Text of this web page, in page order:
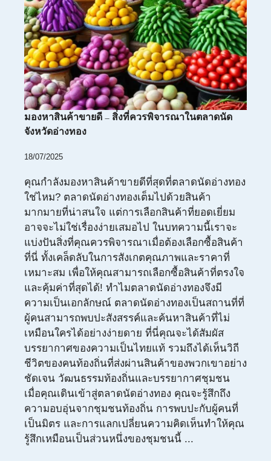
มองหาสินค้าขายดี – สิ่งที่ควรพิจารณาในตลาดนัด
จังหวัดอ่างทอง
18/07/2025
คุณกำลังมองหาสินค้าขายดีที่สุดที่ตลาดนัดอ่างทอง
ใช่ไหม? ตลาดนัดอ่างทองเต็มไปด้วยสินค้า
มากมายที่น่าสนใจ แต่การเลือกสินค้าที่ยอดเยี่ยม
อาจจะไม่ใช่เรื่องง่ายเสมอไป ในบทความนี้เราจะ
แบ่งปันสิ่งที่คุณควรพิจารณาเมื่อต้องเลือกซื้อสินค้า
ที่นี่ ทั้งเคล็ดลับในการสังเกตคุณภาพและราคาที่
เหมาะสม เพื่อให้คุณสามารถเลือกซื้อสินค้าที่ตรงใจ
และคุ้มค่าที่สุดได้! ทำไมตลาดนัดอ่างทองจึงมี
ความเป็นเอกลักษณ์ ตลาดนัดอ่างทองเป็นสถานที่ที่
ผู้คนสามารถพบปะสังสรรค์และค้นหาสินค้าที่ไม่
เหมือนใครได้อย่างง่ายดาย ที่นี่คุณจะได้สัมผัส
บรรยากาศของความเป็นไทยแท้ รวมถึงได้เห็นวิถี
ชีวิตของคนท้องถิ่นที่ส่งผ่านสินค้าของพวกเขาอย่าง
ชัดเจน วัฒนธรรมท้องถิ่นและบรรยากาศชุมชน
เมื่อคุณเดินเข้าสู่ตลาดนัดอ่างทอง คุณจะรู้สึกถึง
ความอบอุ่นจากชุมชนท้องถิ่น การพบปะกับผู้คนที่
เป็นมิตร และการแลกเปลี่ยนความคิดเห็นทำให้คุณ
รู้สึกเหมือนเป็นส่วนหนึ่งของชุมชนนี้ ...